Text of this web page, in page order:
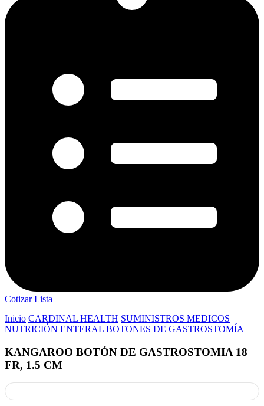
Cotizar Lista
Inicio CARDINAL HEALTH SUMINISTROS MEDICOS
NUTRICIÓN ENTERAL BOTONES DE GASTROSTOMÍA
KANGAROO BOTÓN DE GASTROSTOMIA 18
FR, 1.5 CM